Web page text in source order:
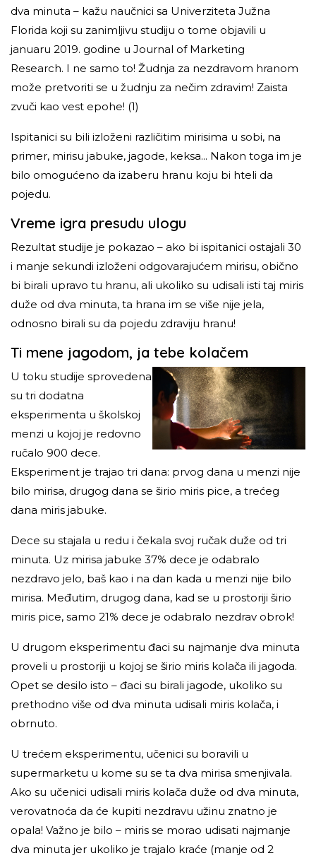
dva minuta – kažu naučnici sa Univerziteta Južna
Florida koji su zanimljivu studiju o tome objavili u
januaru 2019. godine u Journal of Marketing
Research. I ne samo to! Žudnja za nezdravom hranom
može pretvoriti se u žudnju za nečim zdravim! Zaista
zvuči kao vest epohe! (1)
Ispitanici su bili izloženi različitim mirisima u sobi, na
primer, mirisu jabuke, jagode, keksa... Nakon toga im je
bilo omogućeno da izaberu hranu koju bi hteli da
pojedu.
Vreme igra presudu ulogu
Rezultat studije je pokazao – ako bi ispitanici ostajali 30
i manje sekundi izloženi odgovarajućem mirisu, obično
bi birali upravo tu hranu, ali ukoliko su udisali isti taj miris
duže od dva minuta, ta hrana im se više nije jela,
odnosno birali su da pojedu zdraviju hranu!
Ti mene jagodom, ja tebe kolačem
U toku studije sprovedena
su tri dodatna
eksperimenta u školskoj
menzi u kojoj je redovno
ručalo 900 dece.
Eksperiment je trajao tri dana: prvog dana u menzi nije
bilo mirisa, drugog dana se širio miris pice, a trećeg
dana miris jabuke.
Dece su stajala u redu i čekala svoj ručak duže od tri
minuta. Uz mirisa jabuke 37% dece je odabralo
nezdravo jelo, baš kao i na dan kada u menzi nije bilo
mirisa. Međutim, drugog dana, kad se u prostoriji širio
miris pice, samo 21% dece je odabralo nezdrav obrok!
U drugom eksperimentu đaci su najmanje dva minuta
proveli u prostoriji u kojoj se širio miris kolača ili jagoda.
Opet se desilo isto – đaci su birali jagode, ukoliko su
prethodno više od dva minuta udisali miris kolača, i
obrnuto.
U trećem eksperimentu, učenici su boravili u
supermarketu u kome su se ta dva mirisa smenjivala.
Ako su učenici udisali miris kolača duže od dva minuta,
verovatnoća da će kupiti nezdravu užinu znatno je
opala! Važno je bilo – miris se morao udisati najmanje
dva minuta jer ukoliko je trajalo kraće (manje od 2